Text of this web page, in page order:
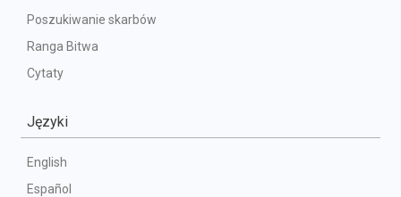
Poszukiwanie skarbów
Ranga Bitwa
Cytaty
Języki
English
Español